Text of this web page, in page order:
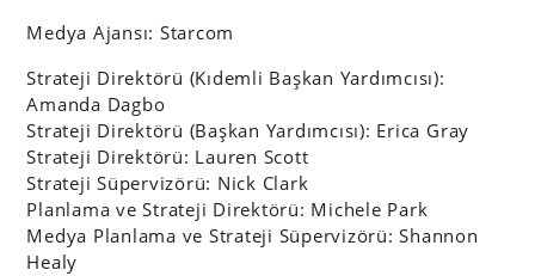
Medya Ajansı: Starcom
Strateji Direktörü (Kıdemli Başkan Yardımcısı):
Amanda Dagbo
Strateji Direktörü (Başkan Yardımcısı): Erica Gray
Strateji Direktörü: Lauren Scott
Strateji Süpervizörü: Nick Clark
Planlama ve Strateji Direktörü: Michele Park
Medya Planlama ve Strateji Süpervizörü: Shannon
Healy